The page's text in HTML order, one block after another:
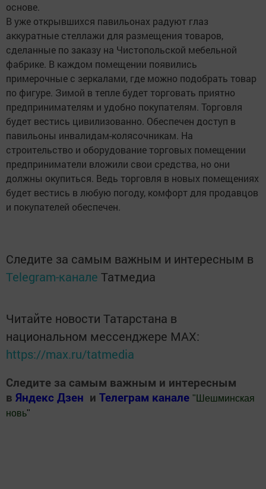
основе.
В уже открывшихся павильонах радуют глаз
аккуратные стеллажи для размещения товаров,
сделанные по заказу на Чистопольской мебельной
фабрике. В каждом помещении появились
примерочные с зеркалами, где можно подобрать товар
по фигуре. Зимой в тепле будет торговать приятно
предпринимателям и удобно покупателям. Торговля
будет вестись цивилизованно. Обеспечен доступ в
павильоны инвалидам-колясочникам. На
строительство и оборудование торговых помещении
предприниматели вложили свои средства, но они
должны окупиться. Ведь торговля в новых помещениях
будет вестись в любую погоду, комфорт для продавцов
и покупателей обеспечен.
Следите за самым важным и интересным в
Telegram-канале Татмедиа
Читайте новости Татарстана в
национальном мессенджере MАХ:
https://max.ru/tatmedia
Следите за самым важным и интересным
в Яндекс Дзен и Телеграм канале " Шешминская
новь"